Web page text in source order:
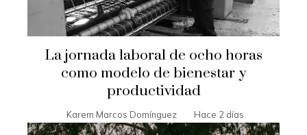
La jornada laboral de ocho horas
como modelo de bienestar y
productividad
Karem Marcos Domínguez Hace 2 días